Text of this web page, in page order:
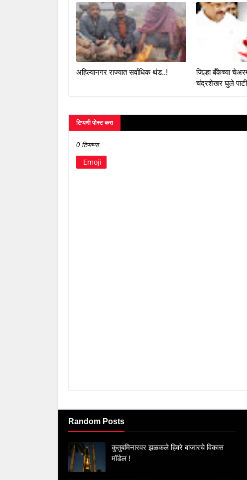
अहिल्यानगर राज्यात सर्वाधिक थंड..!
जिल्हा बँकेच्या
चंद्रशेखर घुले
टिप्पणी पोस्ट करा
0 टिप्पण्या
Emoji
Random Posts
कुतुबमिनारवर झळकले हिवरे बाजारचे विकास
मॉडेल !